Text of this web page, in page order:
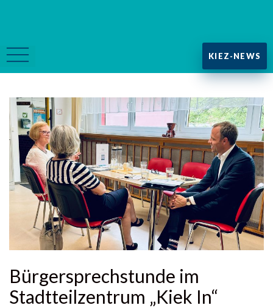
KIEZ-NEWS
Bürgersprechstunde im
Stadtteilzentrum „Kiek In“